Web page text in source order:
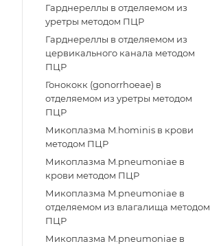
Гарднереллы в отделяемом из
уретры методом ПЦР
Гарднереллы в отделяемом из
цервикального канала методом
ПЦР
Гонококк (gonorrhoeae) в
отделяемом из уретры методом
ПЦР
Микоплазма M.hominis в крови
методом ПЦР
Микоплазма M.pneumoniae в
крови методом ПЦР
Микоплазма M.pneumoniae в
отделяемом из влагалища методом
ПЦР
Микоплазма M.pneumoniae в